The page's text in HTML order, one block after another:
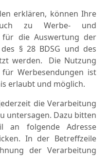
erklären, können Ihre
zu Werbe- und
für die Auswertung der
§ 28 BDSG und des
werden.
Die Nutzung
Werbesendungen ist
erlaubt und möglich.
die Verarbeitung
untersagen. Dazu bitten
an folgende Adresse
In der Betreffzeile
der Verarbeitung